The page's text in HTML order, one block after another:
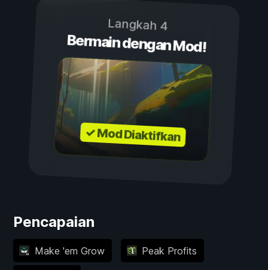
Langkah 4
Bermain dengan Mod!
✓ Mod Diaktifkan
Pencapaian
Make 'em Grow Peak Profits